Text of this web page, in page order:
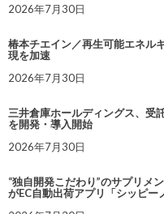
2026年7月30日
椿本チエイン／再生可能エネル
現を加速
2026年7月30日
三井倉庫ホールディングス、受
を開発・導入開始
2026年7月30日
“独自開発こだわり”のサプリメ
がEC自動出荷アプリ「シッピー